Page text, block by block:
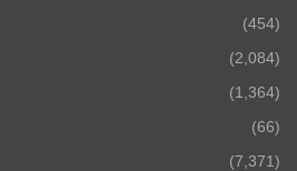
(454)
(2,084)
(1,364)
(66)
(7,371)